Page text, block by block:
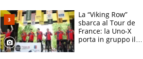
mirino
La “Viking Row”
sbarca al Tour de
France: la Uno-X
porta in gruppo il